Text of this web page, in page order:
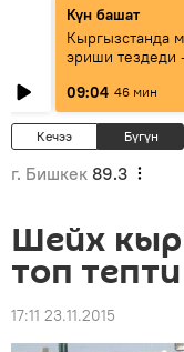
Күн башат
Кыргызстанда
эриши тездеди
09:04 46 мин
Кечээ Бүгүн
г. Бишкек 89.3
Шейх
топ тепти
17:11 23.11.2015